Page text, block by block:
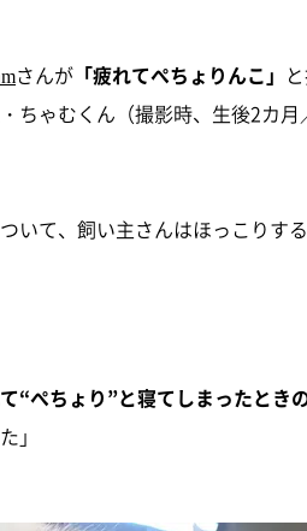
さんが 「疲れてぺちょりんこ」
ちゃむくん（撮影時、生後2カ月
いて、飼い主さんはほっこりす
“ぺちょり”と寝てしまったとき
」